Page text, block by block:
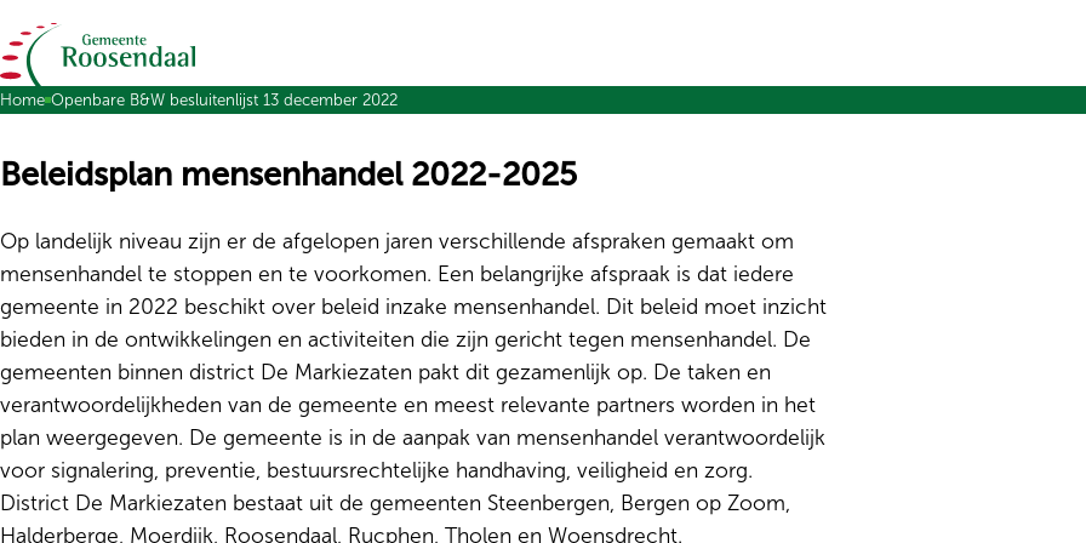
Ga naar de inhoud
Home Openbare B&W besluitenlijst 13 december 2022
Beleidsplan mensenhandel 2022-2025
Op landelijk niveau zijn er de afgelopen jaren verschillende afspraken gemaakt om
mensenhandel te stoppen en te voorkomen. Een belangrijke afspraak is dat iedere
gemeente in 2022 beschikt over beleid inzake mensenhandel. Dit beleid moet inzicht
bieden in de ontwikkelingen en activiteiten die zijn gericht tegen mensenhandel. De
gemeenten binnen district De Markiezaten pakt dit gezamenlijk op. De taken en
verantwoordelijkheden van de gemeente en meest relevante partners worden in het
plan weergegeven. De gemeente is in de aanpak van mensenhandel verantwoordelijk
voor signalering, preventie, bestuursrechtelijke handhaving, veiligheid en zorg.
District De Markiezaten bestaat uit de gemeenten Steenbergen, Bergen op Zoom,
Halderberge, Moerdijk, Roosendaal, Rucphen, Tholen en Woensdrecht.